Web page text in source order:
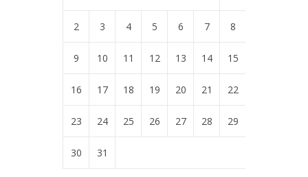
2 3 4 5 6 7 8
9 10 11 12 13 14 15
16 17 18 19 20 21 22
23 24 25 26 27 28 29
30 31